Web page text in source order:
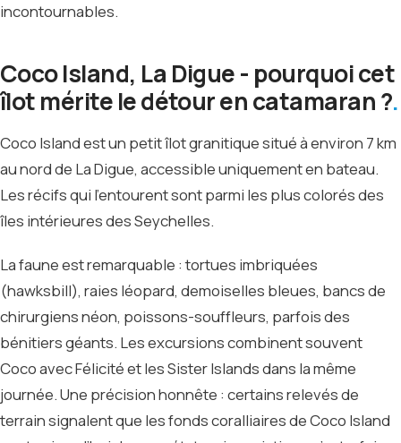
incontournables.
Coco Island, La Digue - pourquoi cet
îlot mérite le détour en catamaran ?
Coco Island est un petit îlot granitique situé à environ 7 km
au nord de La Digue, accessible uniquement en bateau.
Les récifs qui l’entourent sont parmi les plus colorés des
îles intérieures des Seychelles.
La faune est remarquable : tortues imbriquées
(hawksbill), raies léopard, demoiselles bleues, bancs de
chirurgiens néon, poissons-souffleurs, parfois des
bénitiers géants. Les excursions combinent souvent
Coco avec Félicité et les Sister Islands dans la même
journée. Une précision honnête : certains relevés de
terrain signalent que les fonds coralliaires de Coco Island